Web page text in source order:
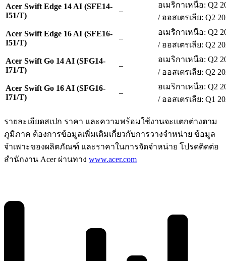
Acer Swift Edge 14 AI (SFE14-
I51/T)
–
อเมริกาเหนือ: Q2
/ ออสเตรเลีย: Q2
Acer Swift Edge 16 AI (SFE16-
I51/T)
–
อเมริกาเหนือ: Q2
/ ออสเตรเลีย: Q2
Acer Swift Go 14 AI (SFG14-
I71/T)
–
อเมริกาเหนือ: Q2
/ ออสเตรเลีย: Q2
Acer Swift Go 16 AI (SFG16-
I71/T)
–
อเมริกาเหนือ: Q2
/ ออสเตรเลีย: Q1
รายละเอียดสเปก ราคา และความพร้อมใช้งานจะแตกต่างตาม
ภูมิภาค ต้องการข้อมูลเพิ่มเติมเกี่ยวกับการวางจำหน่าย ข้อมูล
จำเพาะของผลิตภัณฑ์ และราคาในการจัดจำหน่าย โปรดติดต่อ
สำนักงาน Acer ผ่านทาง www.acer.com